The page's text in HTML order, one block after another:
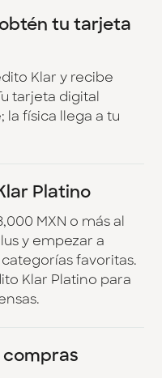
tu tarjeta
Klar y recibe
tarjeta digital
la física llega a tu
Platino
MXN o más al
y empezar a
favoritas.
Klar Platino para
compras